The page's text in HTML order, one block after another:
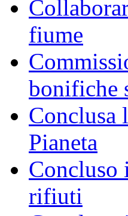
fiume
bonifiche
Conclusa
Pianeta
rifiuti